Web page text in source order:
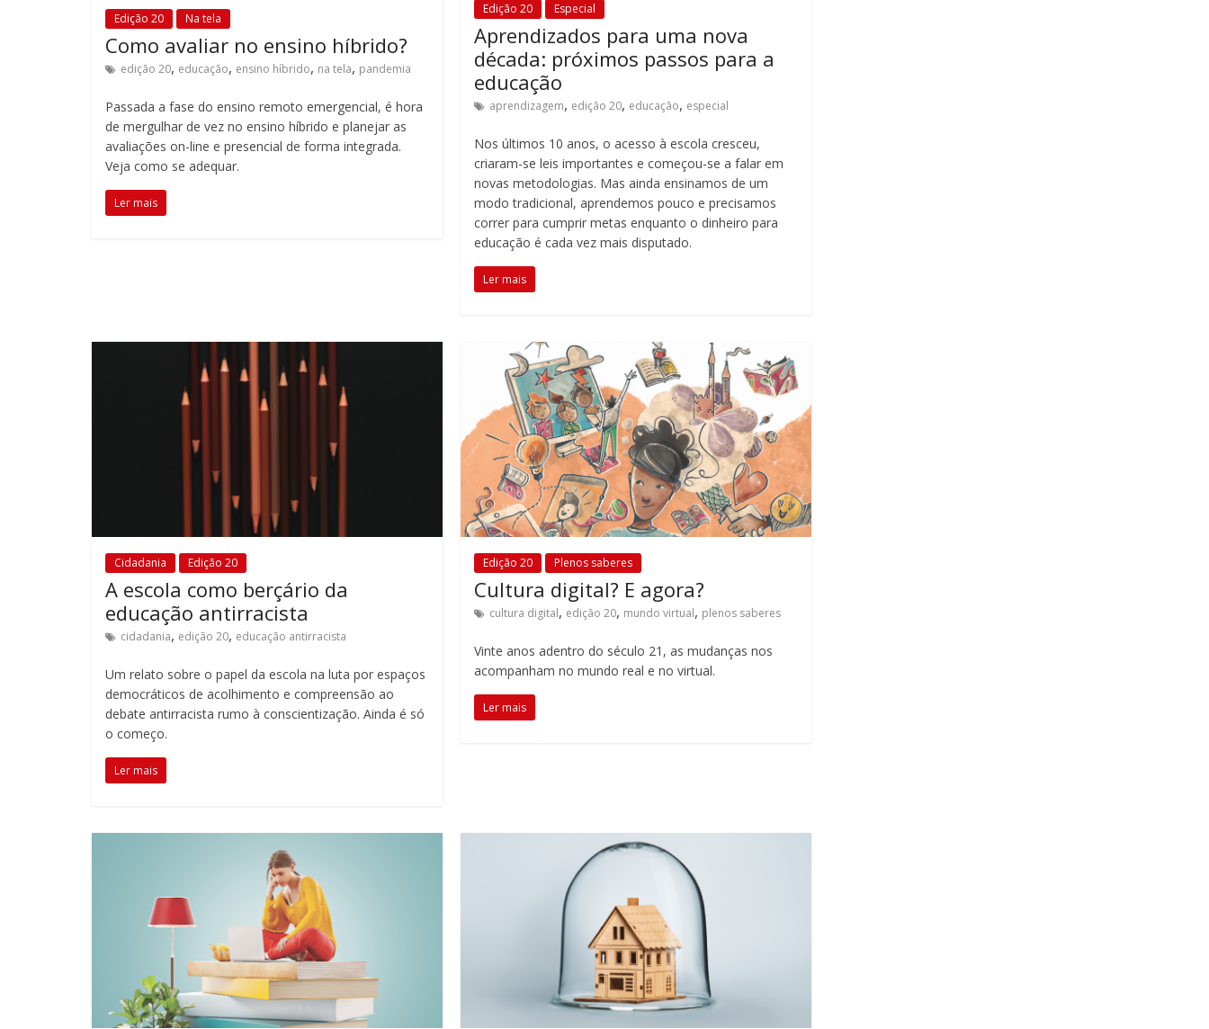
Edição 20 Na tela
Como avaliar no ensino híbrido?
edição 20, educação, ensino híbrido, na tela, pandemia
Passada a fase do ensino remoto emergencial, é hora
de mergulhar de vez no ensino híbrido e planejar as
avaliações on-line e presencial de forma integrada.
Veja como se adequar.
Ler mais
Edição 20 Especial
Aprendizados para uma nova
década: próximos passos para a
educação
aprendizagem, edição 20, educação, especial
Nos últimos 10 anos, o acesso à escola cresceu,
criaram-se leis importantes e começou-se a falar em
novas metodologias. Mas ainda ensinamos de um
modo tradicional, aprendemos pouco e precisamos
correr para cumprir metas enquanto o dinheiro para
educação é cada vez mais disputado.
Ler mais
Cidadania Edição 20
A escola como berçário da
educação antirracista
cidadania, edição 20, educação antirracista
Um relato sobre o papel da escola na luta por espaços
democráticos de acolhimento e compreensão ao
debate antirracista rumo à conscientização. Ainda é só
o começo.
Ler mais
Edição 20 Plenos saberes
Cultura digital? E agora?
cultura digital, edição 20, mundo virtual, plenos saberes
Vinte anos adentro do século 21, as mudanças nos
acompanham no mundo real e no virtual.
Ler mais